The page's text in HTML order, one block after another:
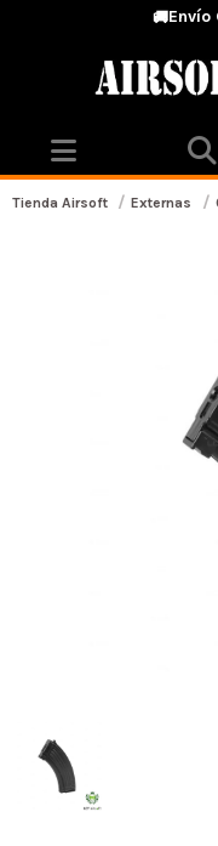
🚚Envío
Tienda Airsoft Externas